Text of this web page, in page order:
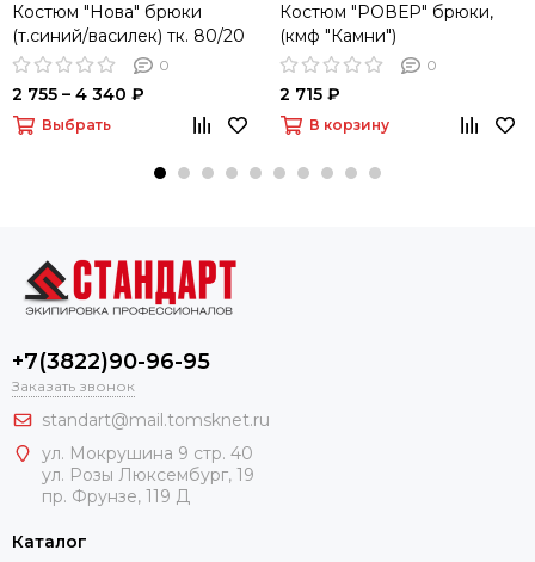
Костюм "Нова" брюки
(т.синий/василек) тк. 80/20
пл.260
0
2 755 – 4 340 ₽
Выбрать
Костюм "РОВЕР" брюки,
(кмф "Камни")
0
2 715 ₽
В корзину
+7(3822)90-96-95
Заказать звонок
standart@mail.tomsknet.ru
ул. Мокрушина 9 стр. 40
ул. Розы Люксембург, 19
пр. Фрунзе, 119 Д
Каталог